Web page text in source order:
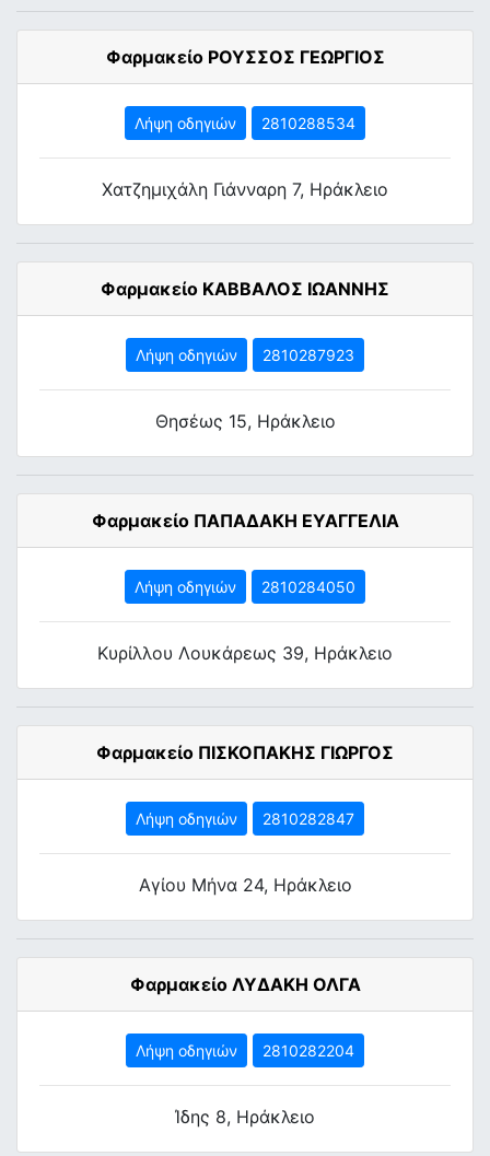
Φαρμακείο ΡΟΥΣΣΟΣ ΓΕΩΡΓΙΟΣ
Λήψη οδηγιών 2810288534
Χατζημιχάλη Γιάνναρη 7, Ηράκλειο
Φαρμακείο ΚΑΒΒΑΛΟΣ ΙΩΑΝΝΗΣ
Λήψη οδηγιών 2810287923
Θησέως 15, Ηράκλειο
Φαρμακείο ΠΑΠΑΔΑΚΗ ΕΥΑΓΓΕΛΙΑ
Λήψη οδηγιών 2810284050
Κυρίλλου Λουκάρεως 39, Ηράκλειο
Φαρμακείο ΠΙΣΚΟΠΑΚΗΣ ΓΙΩΡΓΟΣ
Λήψη οδηγιών 2810282847
Αγίου Μήνα 24, Ηράκλειο
Φαρμακείο ΛΥΔΑΚΗ ΟΛΓΑ
Λήψη οδηγιών 2810282204
Ίδης 8, Ηράκλειο